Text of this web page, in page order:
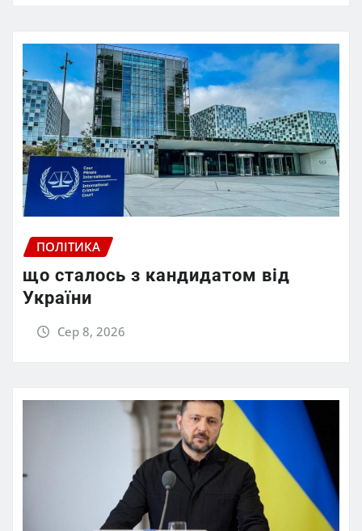
ПОЛІТИКА
що сталось з кандидатом від
України
Сер 8, 2026